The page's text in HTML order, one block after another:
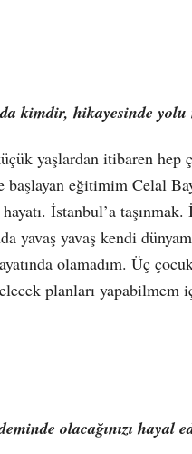
kimdir, hikayesinde yolu
yaşlardan itibaren hep
eğitimim Celal
İstanbul’a
yavaş yavaş kendi
olamadım. Üç
planları yapabilmem
olacağınızı hayal